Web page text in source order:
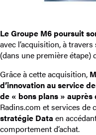
Le Groupe M6 poursuit
avec l’acquisition, à
(dans une première étape)
Grâce à cette acquisition,
d’innovation au service
de « bons plans »
Radins.com et services de
stratégie Data en
comportement d’achat.